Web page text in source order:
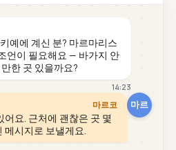
예에 계신 분? 마르마리스
언이 필요해요 — 바가지 안
한 곳 있을까요?
14:23
마르
마르코
어요. 근처에 괜찮은 곳 몇
메시지로 보낼게요.